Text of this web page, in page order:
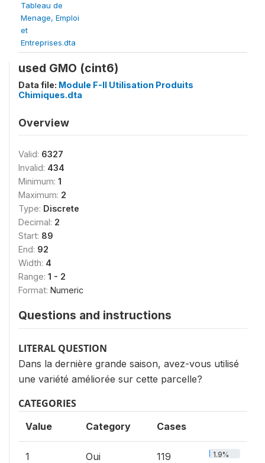
Tableau de
Menage, Emploi
et
Entreprises.dta
used GMO (cint6)
Data file: Module F-II Utilisation Produits
Chimiques.dta
Overview
Valid: 6327
Invalid: 434
Minimum: 1
Maximum: 2
Type: Discrete
Decimal: 2
Start: 89
End: 92
Width: 4
Range: 1 - 2
Format: Numeric
Questions and instructions
LITERAL QUESTION
Dans la dernière grande saison, avez-vous utilisé
une variété améliorée sur cette parcelle?
CATEGORIES
Value Category Cases
1 Oui 119 1.9%